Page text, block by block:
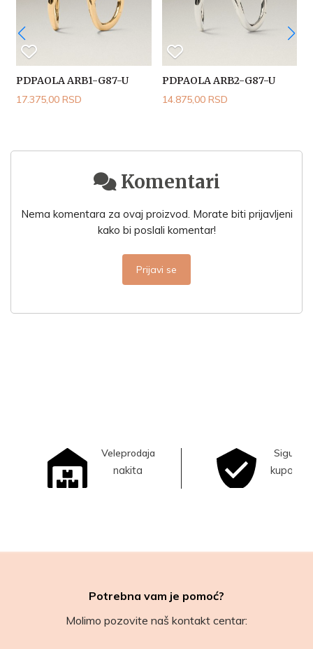
PDPAOLA ARB1-G87-U
17.375,00 RSD
PDPAOLA ARB2-G87-U
14.875,00 RSD
Komentari
Nema komentara za ovaj proizvod. Morate biti prijavljeni
kako bi poslali komentar!
Prijavi se
Veleprodaja
nakita
Sigurna
kupovina
Potrebna vam je pomoć?
Molimo pozovite naš kontakt centar: